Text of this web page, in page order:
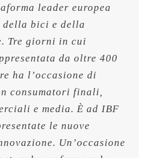
leader europea
della bici e della
Tre giorni in cui
da oltre 400
ha l’occasione di
consumatori finali,
e media. È ad IBF
le nuove
Un’occasione